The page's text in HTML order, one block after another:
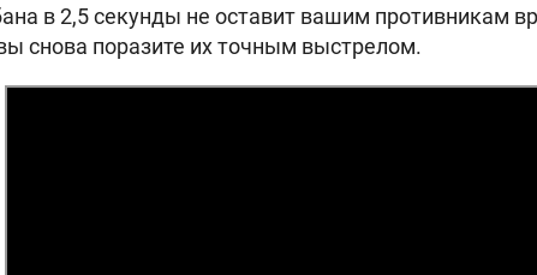
в 2,5 секунды не оставит вашим противникам
снова поразите их точным выстрелом.